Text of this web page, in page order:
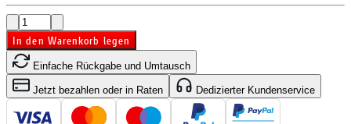
In den Warenkorb legen
Einfache Rückgabe und Umtausch
Jetzt bezahlen oder in Raten Dedizierter Kundenservice